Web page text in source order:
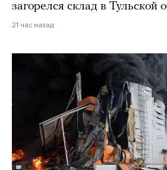
загорелся склад в Тульской
21 час назад